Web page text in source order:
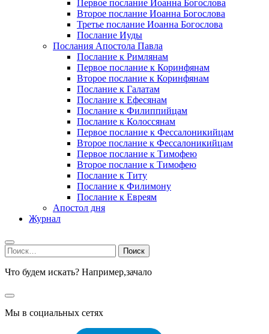
Первое послание Иоанна Богослова
Второе послание Иоанна Богослова
Третье послание Иоанна Богослова
Послание Иуды
Послания Апостола Павла
Послание к Римлянам
Первое послание к Коринфянам
Второе послание к Коринфянам
Послание к Галатам
Послание к Ефесянам
Послание к Филиппийцам
Послание к Колоссянам
Первое послание к Фессалоникийцам
Второе послание к Фессалоникийцам
Первое послание к Тимофею
Второе послание к Тимофею
Послание к Титу
Послание к Филимону
Послание к Евреям
Апостол дня
Журнал
Найти:
Что будем искать? Например,зачало
Мы в социальных сетях